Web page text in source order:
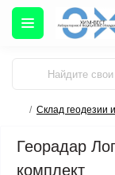
Склад геодезии
Георадар
комплект